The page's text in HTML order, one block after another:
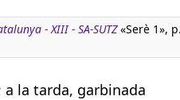
- XIII - SA-SUTZ«Serè 1»,
la tarda, garbinada